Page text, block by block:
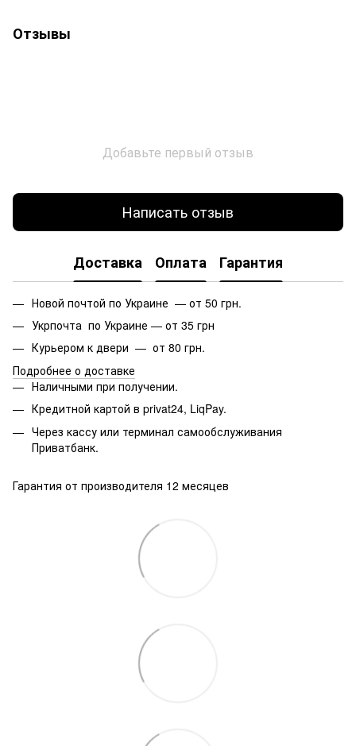
Отзывы
Добавьте первый отзыв
Написать отзыв
Доставка Оплата Гарантия
Новой почтой по Украине — от 50 грн.
Укрпочта по Украине — от 35 грн
Курьером к двери — от 80 грн.
Подробнее о доставке
Наличными при получении.
Кредитной картой в privat24, LiqPay.
Через кассу или терминал самообслуживания
Приватбанк.
Гарантия от производителя 12 месяцев